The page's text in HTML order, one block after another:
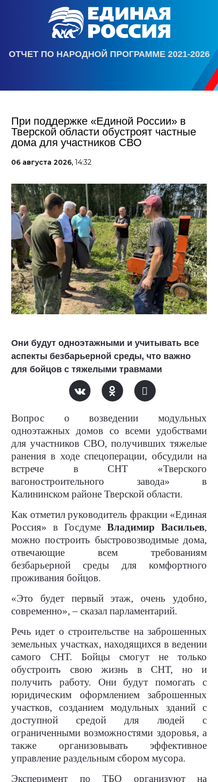
ОТЧЕТ ПО НАРОДНОЙ ПРОГРАММЕ 2021-2026
При поддержке «Единой России» в
Тверской области обустроят частные
дома для участников СВО
06 августа 2026, 14:32
Они будут одноэтажными и учитывать все
аспекты безбарьерной среды, что важно
для бойцов с тяжелыми травмами
Вопрос о возведении модульных
одноэтажных домов со всеми удобствами
для участников СВО, получивших тяжелые
ранения в ходе спецоперации, обсудили на
встрече в СНТ «Тверского
вагоностроительного завода» в
Калининском районе Тверской области.
Как отметил руководитель фракции «Единая
Россия» в Госдуме Владимир Васильев,
можно построить быстровозводимые дома,
отвечающие всем требованиям
безбарьерной среды для комфортного
проживания бойцов.
«Это будет первый этаж, очень удобно,
современно», – сказал парламентарий.
Речь идет о строительстве на заброшенных
земельных участках, находящихся в ведении
самого СНТ. Бойцы смогут не только
обустроить свою жизнь в СНТ, но и
получить работу. Они будут помогать с
юридическим оформлением заброшенных
участков, созданием модульных зданий с
доступной средой для людей с
ограниченными возможностями здоровья, а
также организовывать эффективное
управление раздельным сбором мусора.
Эксперимент по ТБО организуют на